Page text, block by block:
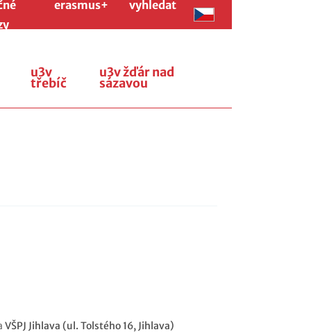
erasmus+ vyhledat
u3v
třebíč
u3v žďár nad
sázavou
VŠPJ Jihlava (ul. Tolstého 16, Jihlava)